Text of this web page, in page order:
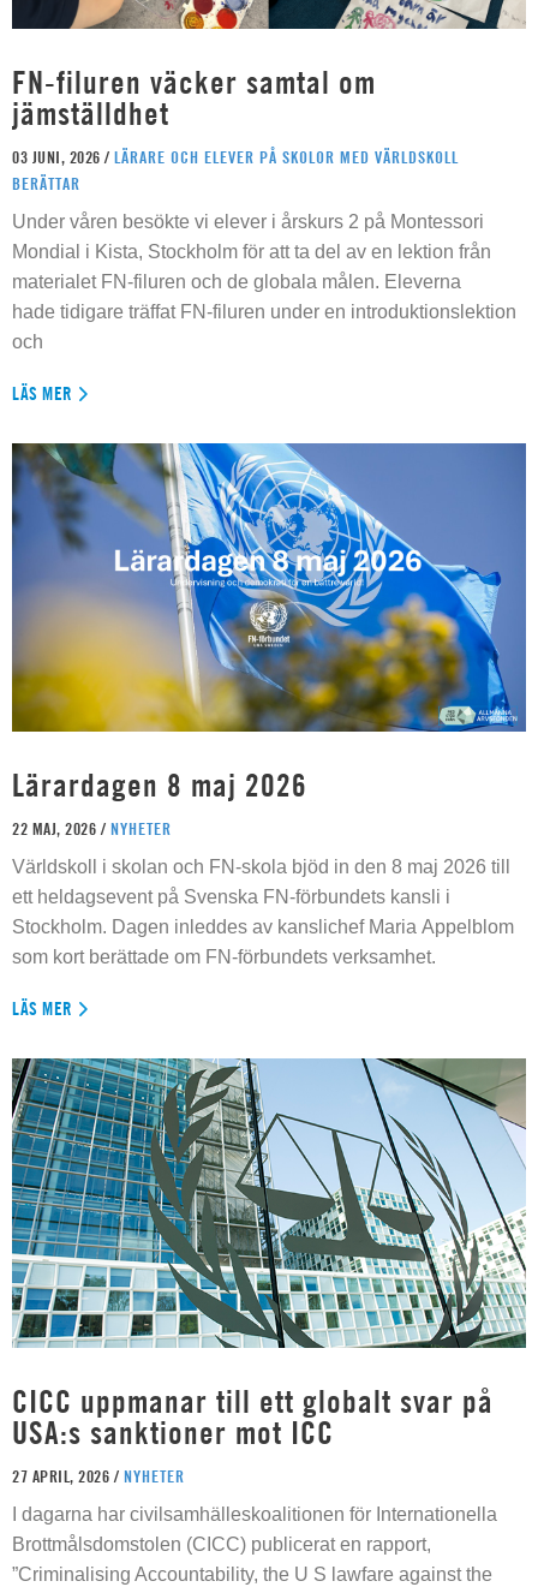
FN-filuren väcker samtal om
jämställdhet
03 JUNI, 2026 / LÄRARE OCH ELEVER PÅ SKOLOR MED VÄRLDSKOLL
BERÄTTAR
Under våren besökte vi elever i årskurs 2 på Montessori
Mondial i Kista, Stockholm för att ta del av en lektion från
materialet FN-filuren och de globala målen. Eleverna
hade tidigare träffat FN-filuren under en introduktionslektion
och
LÄS MER
Lärardagen 8 maj 2026
22 MAJ, 2026 / NYHETER
Världskoll i skolan och FN-skola bjöd in den 8 maj 2026 till
ett heldagsevent på Svenska FN-förbundets kansli i
Stockholm. Dagen inleddes av kanslichef Maria Appelblom
som kort berättade om FN-förbundets verksamhet.
LÄS MER
CICC uppmanar till ett globalt svar på
USA:s sanktioner mot ICC
27 APRIL, 2026 / NYHETER
I dagarna har civilsamhälleskoalitionen för Internationella
Brottmålsdomstolen (CICC) publicerat en rapport,
”Criminalising Accountability, the U S lawfare against the